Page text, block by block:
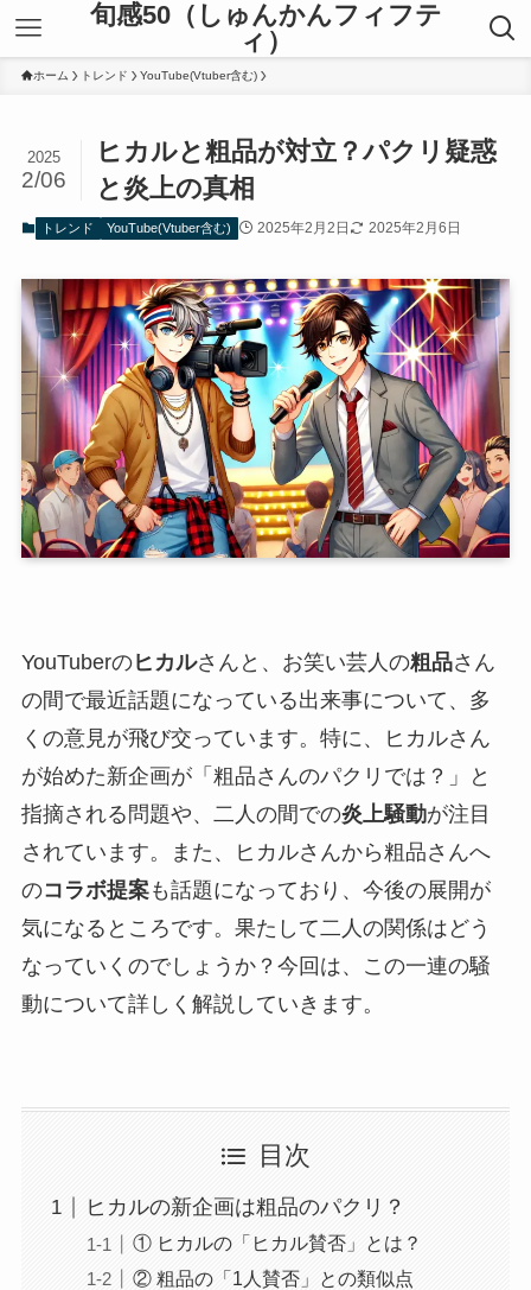
旬感50（しゅんかんフィフテ
ィ）
ホーム トレンド YouTube(Vtuber含む)
ヒカルと粗品が対立？パクリ疑惑
と炎上の真相
2025
2/06
トレンド YouTube(Vtuber含む) 2025年2月2日 2025年2月6日
YouTuberのヒカルさんと、お笑い芸人の粗品さん
の間で最近話題になっている出来事について、多
くの意見が飛び交っています。特に、ヒカルさん
が始めた新企画が「粗品さんのパクリでは？」と
指摘される問題や、二人の間での炎上騒動が注目
されています。また、ヒカルさんから粗品さんへ
のコラボ提案も話題になっており、今後の展開が
気になるところです。果たして二人の関係はどう
なっていくのでしょうか？今回は、この一連の騒
動について詳しく解説していきます。
目次
ヒカルの新企画は粗品のパクリ？
① ヒカルの「ヒカル賛否」とは？
② 粗品の「1人賛否」との類似点